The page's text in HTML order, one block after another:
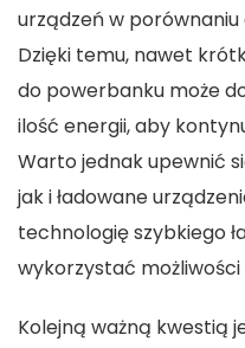
urządzeń w
Dzięki temu, nawet
do powerbanku może
ilość energii, aby
Warto jednak upewnić
jak i ładowane
technologię szybkiego
wykorzystać możliwości
Kolejną ważną kwestią